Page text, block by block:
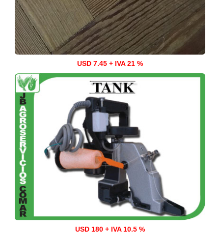
USD 7.45 + IVA 21 %
USD 180 + IVA 10.5 %